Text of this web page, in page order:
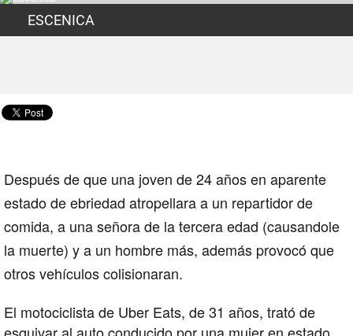
ESCENICA
Después de que una joven de 24 años en aparente
estado de ebriedad atropellara a un repartidor de
comida, a una señora de la tercera edad (causandole
la muerte) y a un hombre más, además provocó que
otros vehículos colisionaran.
El motociclista de Uber Eats, de 31 años, trató de